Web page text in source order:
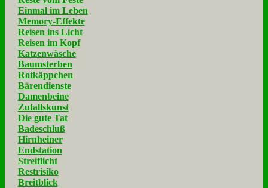
Einmal im Leben
Memory-Effekte
Reisen ins Licht
Reisen im Kopf
Katzenwäsche
Baumsterben
Rotkäppchen
Bärendienste
Damenbeine
Zufallskunst
Die gute Tat
Badeschluß
Hirnheiner
Endstation
Streiflicht
Restrisiko
Breitblick